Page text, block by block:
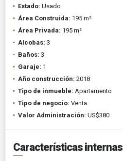
Estado: Usado
Área Construida: 195 m²
Área Privada: 195 m²
Alcobas: 3
Baños: 3
Garaje: 1
Año construcción: 2018
Tipo de inmueble: Apartamento
Tipo de negocio: Venta
Valor Administración: US$380
Características internas